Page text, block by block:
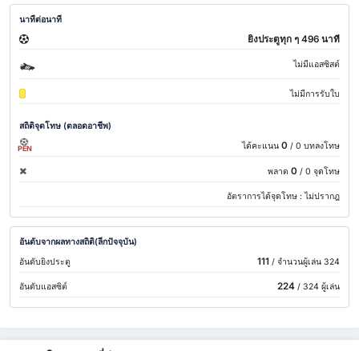
นาทีต่อนาที
ยิงประตูทุก ๆ 496 นาที
ไม่มีแอสซิสต์
ไม่มีการรับใบ
สถิติจุดโทษ (ตลอดอาชีพ)
PEN ได้คะแนน 0 / 0 บทลงโทษ
พลาด 0 / 0 จุดโทษ
อัตราการได้จุดโทษ : ไม่ปรากฎ
อันดับจากผลทางสถิติ(ลีกปัจจุบัน)
อันดับยิงประตู
111 / จำนวนผู้เล่น 324
อันดับแอสซิต์ 224/ 324 ผู้เล่น